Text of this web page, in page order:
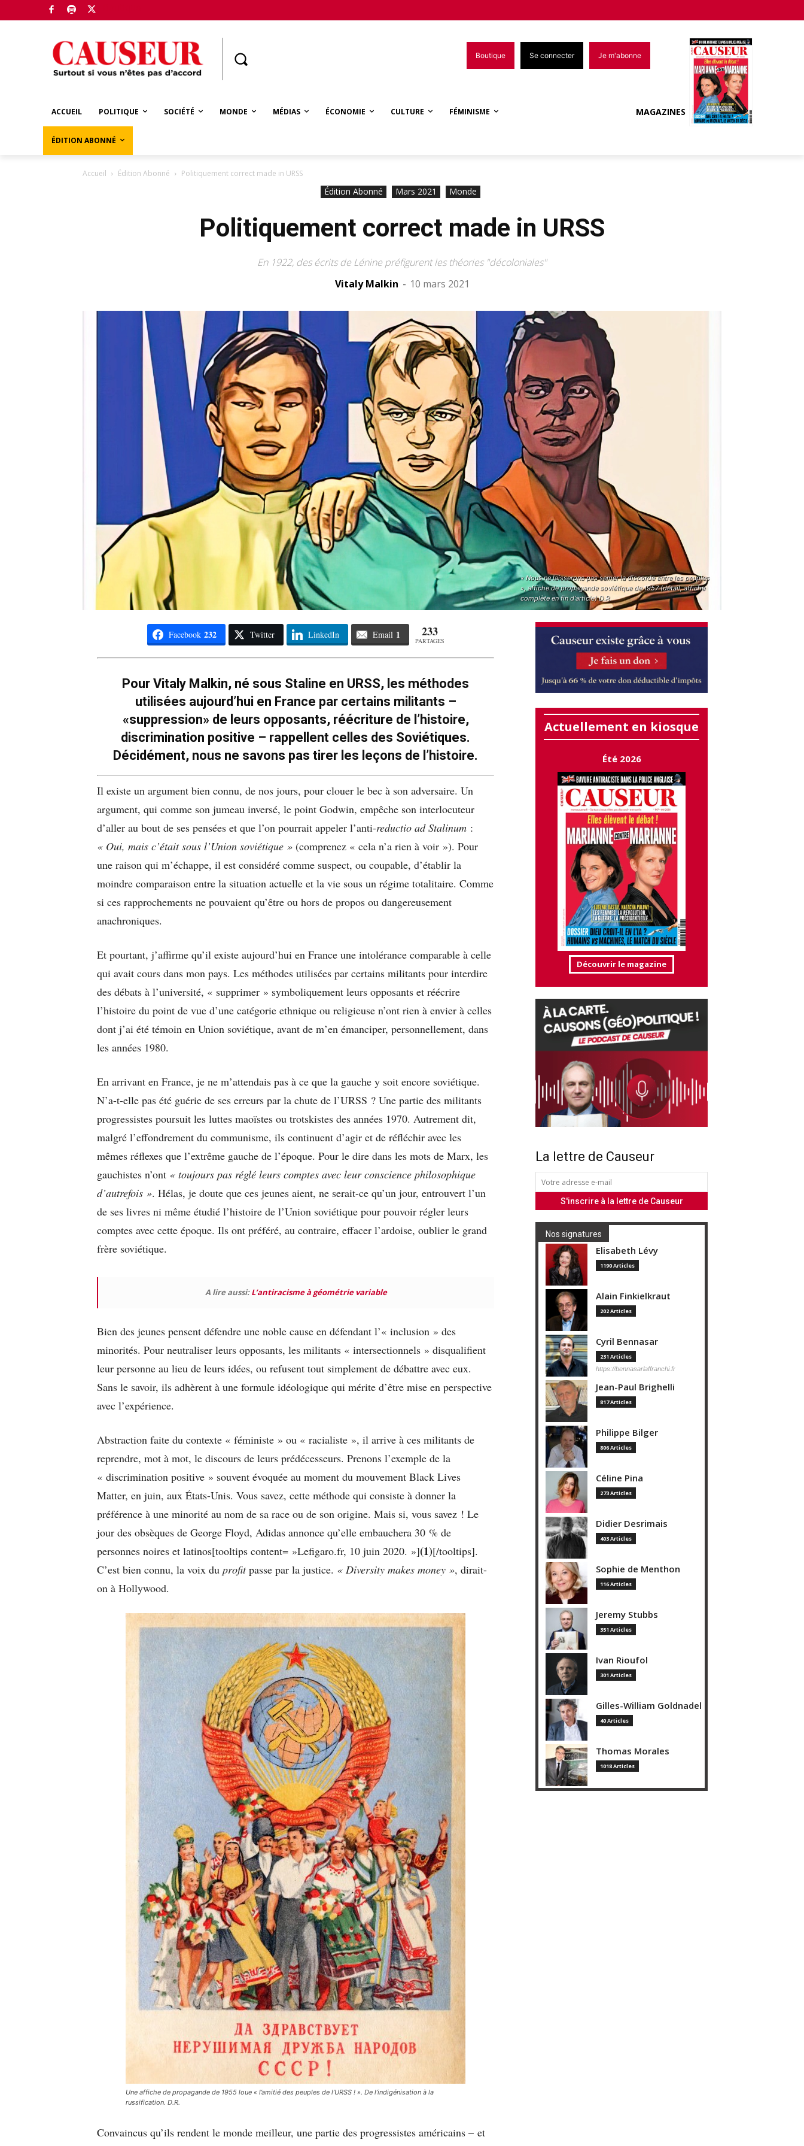
Boutique Se connecter Je m'abonne
ACCUEIL POLITIQUE SOCIÉTÉ MONDE MÉDIAS ÉCONOMIE CULTURE FÉMINISME
ÉDITION ABONNÉ
MAGAZINES
Accueil Édition Abonné Politiquement correct made in URSS
Édition Abonné Mars 2021 Monde
Politiquement correct made in URSS
En 1922, des écrits de Lénine préfigurent les théories "décoloniales"
Vitaly Malkin - 10 mars 2021
« Nous ne laisserons pas semer la discorde entre les peuples
», affiche de propagande soviétique de 1957 (détail, affiche
complète en fin d'article) D.R.
Facebook 232 Twitter LinkedIn Email 1 233
PARTAGES
Pour Vitaly Malkin, né sous Staline en URSS, les méthodes
utilisées aujourd’hui en France par certains militants –
«suppression» de leurs opposants, réécriture de l’histoire,
discrimination positive – rappellent celles des Soviétiques.
Décidément, nous ne savons pas tirer les leçons de l’histoire.
Il existe un argument bien connu, de nos jours, pour clouer le bec à son adversaire. Un
argument, qui comme son jumeau inversé, le point Godwin, empêche son interlocuteur
d’aller au bout de ses pensées et que l’on pourrait appeler l’anti-reductio ad Stalinum :
« Oui, mais c’était sous l’Union soviétique » (comprenez « cela n’a rien à voir »). Pour
une raison qui m’échappe, il est considéré comme suspect, ou coupable, d’établir la
moindre comparaison entre la situation actuelle et la vie sous un régime totalitaire. Comme
si ces rapprochements ne pouvaient qu’être ou hors de propos ou dangereusement
anachroniques.
Et pourtant, j’affirme qu’il existe aujourd’hui en France une intolérance comparable à celle
qui avait cours dans mon pays. Les méthodes utilisées par certains militants pour interdire
des débats à l’université, « supprimer » symboliquement leurs opposants et réécrire
l’histoire du point de vue d’une catégorie ethnique ou religieuse n’ont rien à envier à celles
dont j’ai été témoin en Union soviétique, avant de m’en émanciper, personnellement, dans
les années 1980.
En arrivant en France, je ne m’attendais pas à ce que la gauche y soit encore soviétique.
N’a-t-elle pas été guérie de ses erreurs par la chute de l’URSS ? Une partie des militants
progressistes poursuit les luttes maoïstes ou trotskistes des années 1970. Autrement dit,
malgré l’effondrement du communisme, ils continuent d’agir et de réfléchir avec les
mêmes réflexes que l’extrême gauche de l’époque. Pour le dire dans les mots de Marx, les
gauchistes n’ont « toujours pas réglé leurs comptes avec leur conscience philosophique
d’autrefois ». Hélas, je doute que ces jeunes aient, ne serait-ce qu’un jour, entrouvert l’un
de ses livres ni même étudié l’histoire de l’Union soviétique pour pouvoir régler leurs
comptes avec cette époque. Ils ont préféré, au contraire, effacer l’ardoise, oublier le grand
frère soviétique.
A lire aussi:L’antiracisme à géométrie variable
Bien des jeunes pensent défendre une noble cause en défendant l’« inclusion » des
minorités. Pour neutraliser leurs opposants, les militants « intersectionnels » disqualifient
leur personne au lieu de leurs idées, ou refusent tout simplement de débattre avec eux.
Sans le savoir, ils adhèrent à une formule idéologique qui mérite d’être mise en perspective
avec l’expérience.
Abstraction faite du contexte « féministe » ou « racialiste », il arrive à ces militants de
reprendre, mot à mot, le discours de leurs prédécesseurs. Prenons l’exemple de la
« discrimination positive » souvent évoquée au moment du mouvement Black Lives
Matter, en juin, aux États-Unis. Vous savez, cette méthode qui consiste à donner la
préférence à une minorité au nom de sa race ou de son origine. Mais si, vous savez ! Le
jour des obsèques de George Floyd, Adidas annonce qu’elle embauchera 30 % de
personnes noires et latinos[tooltips content= »Lefigaro.fr, 10 juin 2020. »](1)[/tooltips].
C’est bien connu, la voix du profitpasse par la justice. « Diversity makes money », dirait-
on à Hollywood.
Une affiche de propagande de 1955 loue « l’amitié des peuples de l’URSS ! ». De l’indigénisation à la
russification. D.R.
Convaincus qu’ils rendent le monde meilleur, une partie des progressistes américains – et
Actuellement en kiosque
Été 2026
Découvrir le magazine
La lettre de Causeur
Nos signatures
Elisabeth Lévy
1190 Articles
Alain Finkielkraut
202 Articles
Cyril Bennasar
231 Articles
https://bennasarlaffranchi.fr
Jean-Paul Brighelli
817 Articles
Philippe Bilger
806 Articles
Céline Pina
273 Articles
Didier Desrimais
403 Articles
Sophie de Menthon
116 Articles
Jeremy Stubbs
351 Articles
Ivan Rioufol
301 Articles
Gilles-William Goldnadel
40 Articles
Thomas Morales
1018 Articles